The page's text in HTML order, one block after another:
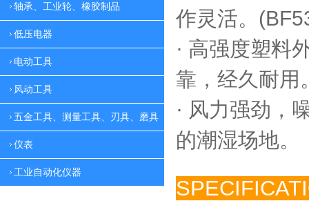
轴承、工业轮、橡胶制品
低压电器
电动工具
风动工具
五金工具、测量工具、刃具、磨具
仪表
工业自动化仪器
作灵活。
· 高强度塑料
靠， 经久耐用
· 风力强劲，
的潮湿场地。